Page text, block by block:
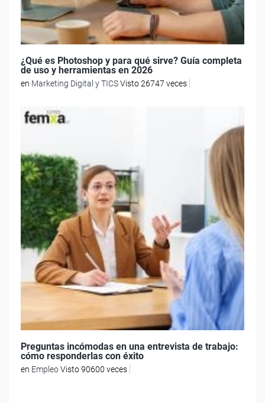
¿Qué es Photoshop y para qué sirve? Guía completa
de uso y herramientas en 2026
en Marketing Digital y TICSVisto 26747 veces
Preguntas incómodas en una entrevista de trabajo:
cómo responderlas con éxito
en EmpleoVisto 90600 veces